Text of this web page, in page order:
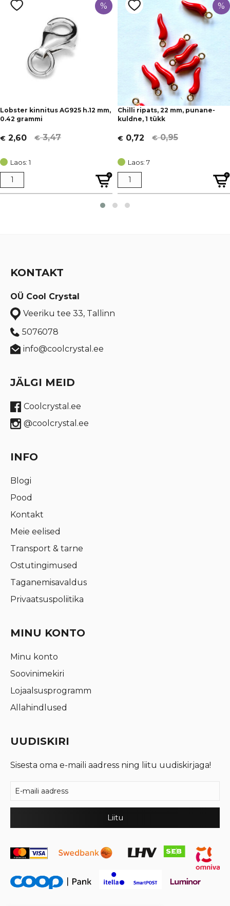
%
Lobster kinnitus AG925 h.12 mm,
0.42 grammi
€3,47
Algne
oli:
€ 3,47.
€ 2,60
Current
is:
€ 2,60.
Laos: 1
%
Chilli ripats, 22 mm, punane-
kuldne, 1 tükk
€0,95
Algne
oli:
€ 0,95.
€ 0,72
Current
is:
€ 0,72.
Laos: 7
KONTAKT
OÜ Cool Crystal
Veeriku tee 33, Tallinn
5076078
info@coolcrystal.ee
JÄLGI MEID
Coolcrystal.ee
@coolcrystal.ee
INFO
Blogi
Pood
Kontakt
Meie eelised
Transport & tarne
Ostutingimused
Taganemisavaldus
Privaatsuspoliitika
MINU KONTO
Minu konto
Soovinimekiri
Lojaalsusprogramm
Allahindlused
UUDISKIRI
Sisesta oma e-maili aadress ning liitu uudiskirjaga!